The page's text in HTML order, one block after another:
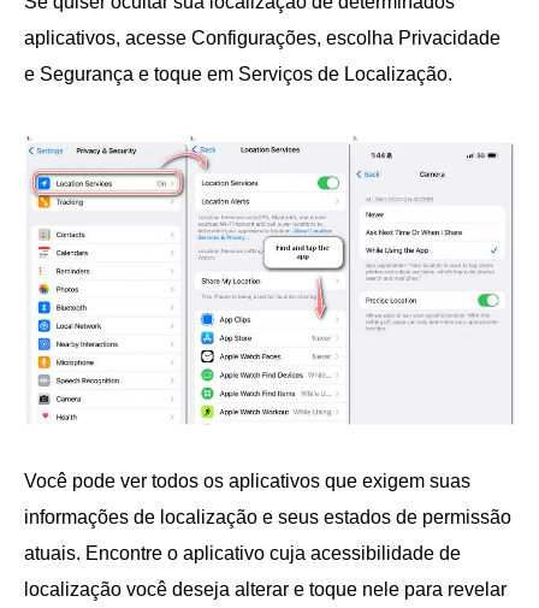
aplicativos, acesse Configurações, escolha Privacidade
e Segurança e toque em Serviços de Localização.
Você pode ver todos os aplicativos que exigem suas
informações de localização e seus estados de permissão
atuais. Encontre o aplicativo cuja acessibilidade de
localização você deseja alterar e toque nele para revelar